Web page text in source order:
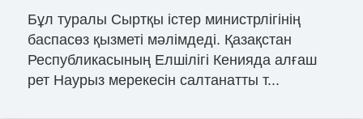
Бұл туралы Сыртқы істер министрлігінің
баспасөз қызметі мәлімдеді. Қазақстан
Республикасының Елшілігі Кенияда алғаш
рет Наурыз мерекесін салтанатты т...